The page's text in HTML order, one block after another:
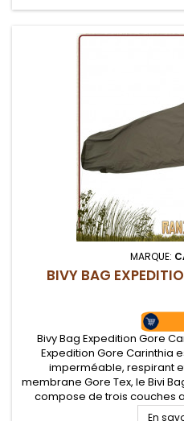
MARQUE:
BIVY BAG
Bivy Bag Expedition Gore
Expedition Gore Carinthia
imperméable, respirant
membrane Gore Tex, le Bivi
compose de trois couches
condensation. Capuche
En